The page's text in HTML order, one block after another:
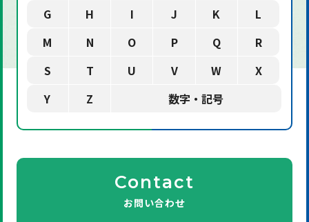
G
H I J K
L
M
N O P Q
R
S
T U V W
X
Y
Z 数字・記号
Contact
お問い合わせ